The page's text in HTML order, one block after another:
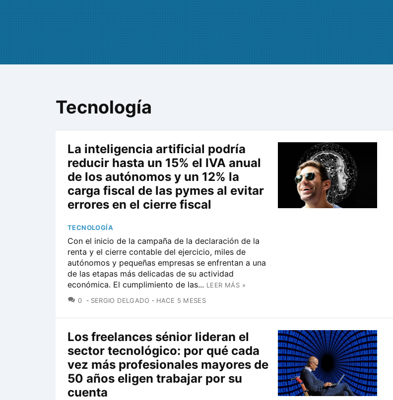
Tecnología
La inteligencia artificial podría
reducir hasta un 15% el IVA anual
de los autónomos y un 12% la
carga fiscal de las pymes al evitar
errores en el cierre fiscal
TECNOLOGÍA
Con el inicio de la campaña de la declaración de la
renta y el cierre contable del ejercicio, miles de
autónomos y pequeñas empresas se enfrentan a una
de las etapas más delicadas de su actividad
económica. El cumplimiento de las... LEER MÁS »
0 COMENTARIOS
SERGIO DELGADO HACE 5 MESES
Los freelances sénior lideran el
sector tecnológico: por qué cada
vez más profesionales mayores de
50 años eligen trabajar por su
cuenta